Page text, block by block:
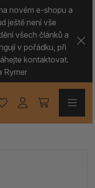
novém e-shopu a
ještě není vše
všech článků a
v pořádku, při
kontaktovat.
Rymer